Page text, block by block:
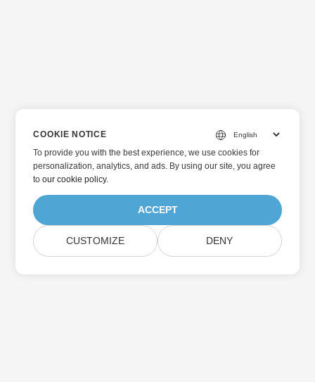
COOKIE NOTICE
To provide you with the best experience, we use cookies for
personalization, analytics, and ads. By using our site, you agree
toour cookie policy.
ACCEPT
CUSTOMIZE DENY